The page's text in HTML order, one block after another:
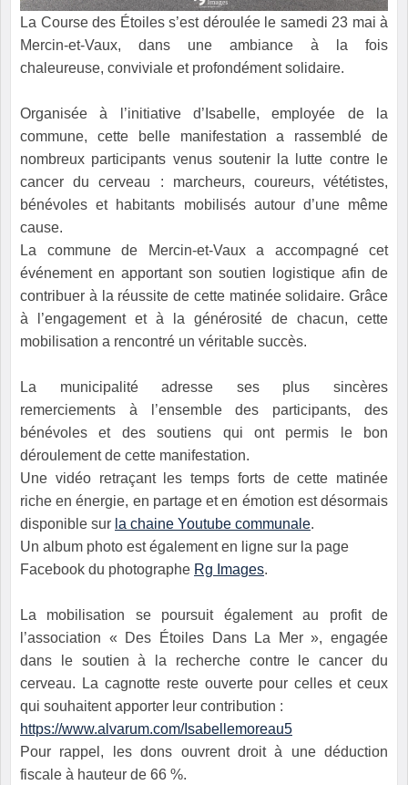
La Course des Étoiles s’est déroulée le samedi 23 mai à
Mercin-et-Vaux, dans une ambiance à la fois
chaleureuse, conviviale et profondément solidaire.
Organisée à l’initiative d’Isabelle, employée de la
commune, cette belle manifestation a rassemblé de
nombreux participants venus soutenir la lutte contre le
cancer du cerveau : marcheurs, coureurs, vététistes,
bénévoles et habitants mobilisés autour d’une même
cause.
La commune de Mercin-et-Vaux a accompagné cet
événement en apportant son soutien logistique afin de
contribuer à la réussite de cette matinée solidaire. Grâce
à l’engagement et à la générosité de chacun, cette
mobilisation a rencontré un véritable succès.
La municipalité adresse ses plus sincères
remerciements à l’ensemble des participants, des
bénévoles et des soutiens qui ont permis le bon
déroulement de cette manifestation.
Une vidéo retraçant les temps forts de cette matinée
riche en énergie, en partage et en émotion est désormais
disponible sur la chaine Youtube communale.
Un album photo est également en ligne sur la page
Facebook du photographe Rg Images.
La mobilisation se poursuit également au profit de
l’association « Des Étoiles Dans La Mer », engagée
dans le soutien à la recherche contre le cancer du
cerveau. La cagnotte reste ouverte pour celles et ceux
qui souhaitent apporter leur contribution :
https://www.alvarum.com/Isabellemoreau5
Pour rappel, les dons ouvrent droit à une déduction
fiscale à hauteur de 66 %.